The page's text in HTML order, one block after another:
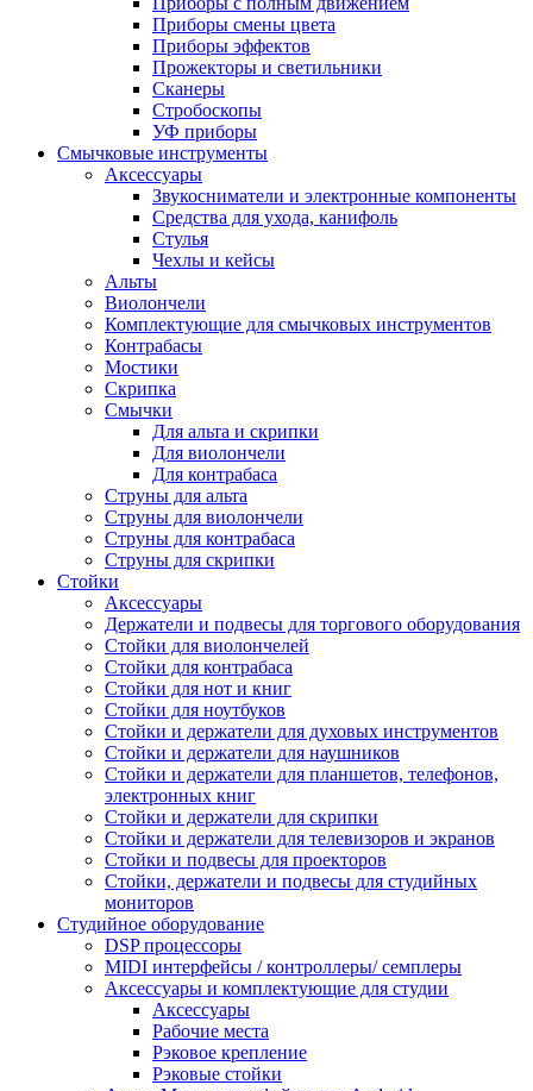
Приборы смены цвета
Приборы эффектов
Прожекторы и светильники
Сканеры
Стробоскопы
УФ приборы
Смычковые инструменты
Аксессуары
Звукосниматели и электронные компоненты
Средства для ухода, канифоль
Стулья
Чехлы и кейсы
Альты
Виолончели
Комплектующие для смычковых инструментов
Контрабасы
Мостики
Скрипка
Смычки
Для альта и скрипки
Для виолончели
Для контрабаса
Струны для альта
Струны для виолончели
Струны для контрабаса
Струны для скрипки
Стойки
Аксессуары
Держатели и подвесы для торгового оборудования
Стойки для виолончелей
Стойки для контрабаса
Стойки для нот и книг
Стойки для ноутбуков
Стойки и держатели для духовых инструментов
Стойки и держатели для наушников
Стойки и держатели для планшетов, телефонов,
электронных книг
Стойки и держатели для скрипки
Стойки и держатели для телевизоров и экранов
Стойки и подвесы для проекторов
Стойки, держатели и подвесы для студийных
мониторов
Студийное оборудование
DSP процессоры
MIDI интерфейсы / контроллеры/ семплеры
Аксессуары и комплектующие для студии
Аксессуары
Рабочие места
Рэковое крепление
Рэковые стойки